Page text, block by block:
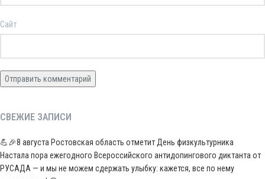
Сайт
СВЕЖИЕ ЗАПИСИ
💪🎉8 августа Ростовская область отметит День физкультурника
Настала пора ежегодного Всероссийского антидопингового диктанта от
РУСАДА — и мы не можем сдержать улыбку: кажется, все по нему